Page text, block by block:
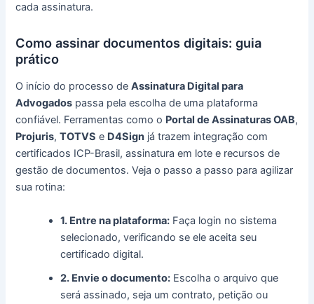
cada assinatura.
Como assinar documentos digitais: guia
prático
O início do processo deAssinatura Digital para
Advogados passa pela escolha de uma plataforma
confiável. Ferramentas como o Portal de Assinaturas OAB,
Projuris,TOTVS e D4Sign já trazem integração com
certificados ICP-Brasil, assinatura em lote e recursos de
gestão de documentos. Veja o passo a passo para agilizar
sua rotina:
1. Entre na plataforma: Faça login no sistema
selecionado, verificando se ele aceita seu
certificado digital.
2. Envie o documento: Escolha o arquivo que
será assinado, seja um contrato, petição ou